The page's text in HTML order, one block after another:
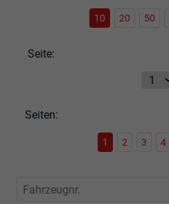
10 20 50
Seite:
Seiten:
1 2 3 4
Fahrzeugnr.